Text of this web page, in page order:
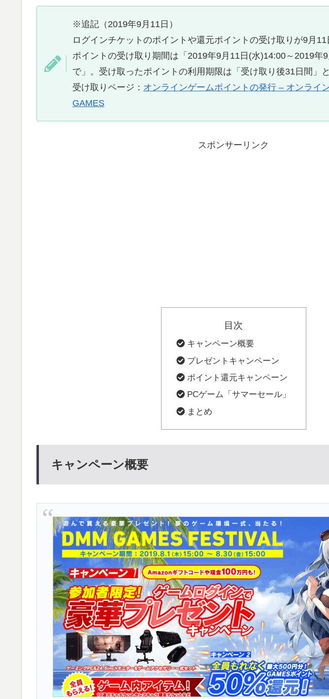
※追記（2019年9月11日）
ログインチケットのポイントや還元ポイントの受け取りが9月11
ポイントの受け取り期間は「2019年9月11日(水)14:00～2019年
で」。受け取ったポイントの利用期限は「受け取り後31日間」
受け取りページ： オンラインゲームポイントの発行 – オンライ
GAMES
スポンサーリンク
目次
キャンペーン概要
プレゼントキャンペーン
ポイント還元キャンペーン
PCゲーム「サマーセール」
まとめ
キャンペーン概要